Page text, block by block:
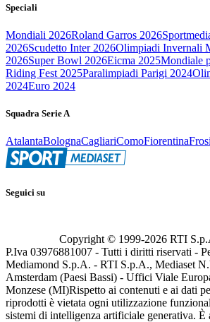
Speciali
Mondiali 2026Roland Garros 2026
2026Scudetto Inter 2026Olimpiadi Invernali
2026Super Bowl 2026Eicma 2025Mondiale
Riding Fest 2025Paralimpiadi Parigi 2024
2024Euro 2024
Squadra Serie A
AtalantaBolognaCagliariComoFiorentina
Seguici su
Copyright © 1999-2026 RTI
P.Iva 03976881007 - Tutti i diritti riservati -
Mediamond S.p.A. - RTI S.p.A., Mediaset
Amsterdam (Paesi Bassi) - Uffici Viale
Monzese (MI)Rispetto ai contenuti e ai dati
riprodotti è vietata ogni utilizzazione
sistemi di intelligenza artificiale generativa. È